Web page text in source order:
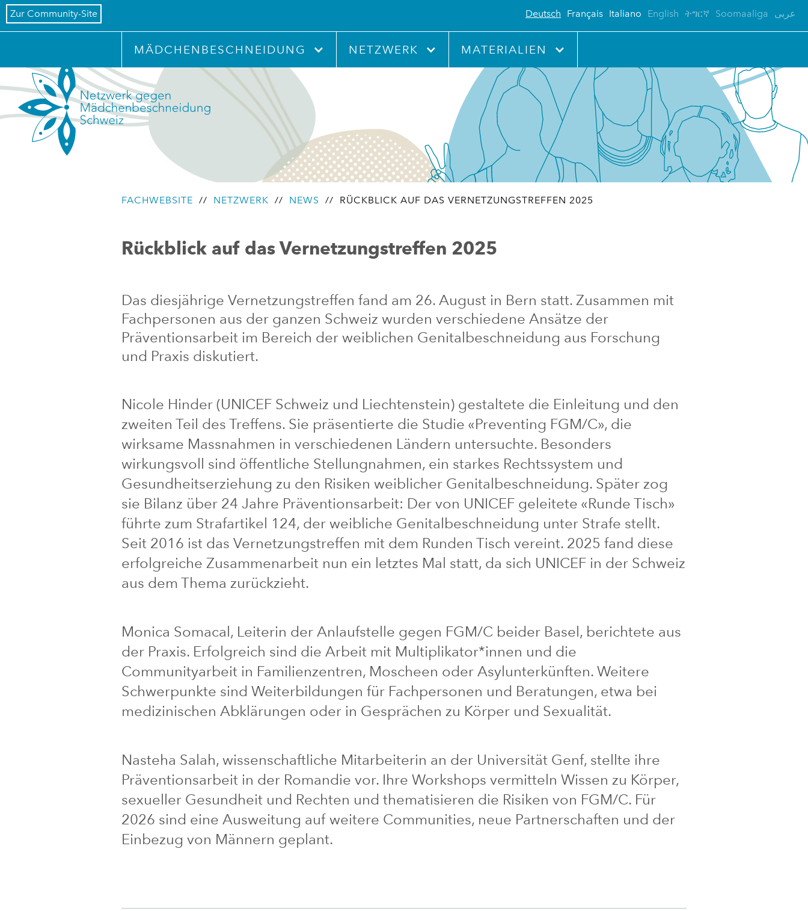
MÄDCHENBESCHNEIDUNG NETZWERK MATERIALIEN
Zur Community-Site عربى Soomaaliga
ትግርኛ
English
Italiano
Français
Deutsch
FACHWEBSITE // NETZWERK // NEWS // RÜCKBLICK AUF DAS VERNETZUNGSTREFFEN 2025
Rückblick auf das Vernetzungstreffen 2025
Das diesjährige Vernetzungstreffen fand am 26. August in Bern statt. Zusammen mit
Fachpersonen aus der ganzen Schweiz wurden verschiedene Ansätze der
Präventionsarbeit im Bereich der weiblichen Genitalbeschneidung aus Forschung
und Praxis diskutiert.
Nicole Hinder (UNICEF Schweiz und Liechtenstein) gestaltete die Einleitung und den
zweiten Teil des Treffens. Sie präsentierte die Studie «Preventing FGM/C», die
wirksame Massnahmen in verschiedenen Ländern untersuchte. Besonders
wirkungsvoll sind öffentliche Stellungnahmen, ein starkes Rechtssystem und
Gesundheitserziehung zu den Risiken weiblicher Genitalbeschneidung. Später zog
sie Bilanz über 24 Jahre Präventionsarbeit: Der von UNICEF geleitete «Runde Tisch»
führte zum Strafartikel 124, der weibliche Genitalbeschneidung unter Strafe stellt.
Seit 2016 ist das Vernetzungstreffen mit dem Runden Tisch vereint. 2025 fand diese
erfolgreiche Zusammenarbeit nun ein letztes Mal statt, da sich UNICEF in der Schweiz
aus dem Thema zurückzieht.
Monica Somacal, Leiterin der Anlaufstelle gegen FGM/C beider Basel, berichtete aus
der Praxis. Erfolgreich sind die Arbeit mit Multiplikator*innen und die
Communityarbeit in Familienzentren, Moscheen oder Asylunterkünften. Weitere
Schwerpunkte sind Weiterbildungen für Fachpersonen und Beratungen, etwa bei
medizinischen Abklärungen oder in Gesprächen zu Körper und Sexualität.
Nasteha Salah, wissenschaftliche Mitarbeiterin an der Universität Genf, stellte ihre
Präventionsarbeit in der Romandie vor. Ihre Workshops vermitteln Wissen zu Körper,
sexueller Gesundheit und Rechten und thematisieren die Risiken von FGM/C. Für
2026 sind eine Ausweitung auf weitere Communities, neue Partnerschaften und der
Einbezug von Männern geplant.